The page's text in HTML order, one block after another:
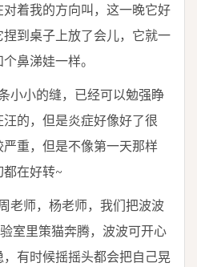
着我的方向叫，这一晚它好
到桌子上放了会儿，它就一
鼻涕娃一样。
小小的缝，已经可以勉强睁
的，但是炎症好像好了很
重，但是不像第一天那样
在好转~
老师，杨老师，我们把波波
室里策猫奔腾，波波可开心
有时候摇摇头都会把自己晃